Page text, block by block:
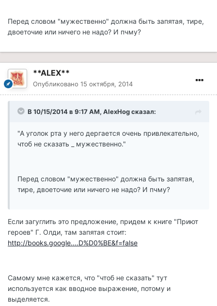
Перед словом "мужественно" должна быть запятая, тире,
двоеточие или ничего не надо? И пчму?
**ALEX**
Опубликовано 15 октября, 2014
В 10/15/2014 в 9:17 AM, AlexHog сказал:
"А уголок рта у него дергается очень привлекательно,
чтоб не сказать _ мужественно."
Перед словом "мужественно" должна быть запятая,
тире, двоеточие или ничего не надо? И пчму?
Если загуглить это предложение, придем к книге "Приют
героев" Г. Олди, там запятая стоит:
http://books.google....D%D0%BE&f=false
Самому мне кажется, что "чтоб не сказать" тут
используется как вводное выражение, потому и
выделяется.